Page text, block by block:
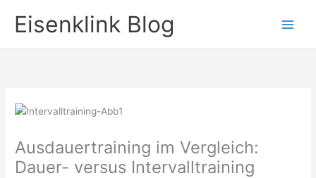
InhaltEisenklink Blog
Ausdauertraining im Vergleich:
Dauer- versus Intervalltraining